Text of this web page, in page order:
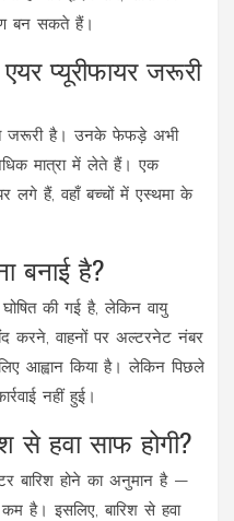
बन सकते हैं।
प्यूरीफायर जरूरी
जरूरी है। उनके फेफड़े अभी
मात्रा में लेते हैं। एक
लगे हैं, वहाँ बच्चों में एस्थमा के
बनाई है?
की गई है, लेकिन वायु
बंद करने, वाहनों पर अल्टरनेट नंबर
आह्वान किया है। लेकिन पिछले
नहीं हुई।
से हवा साफ होगी?
बारिश होने का अनुमान है —
है। इसलिए, बारिश से हवा